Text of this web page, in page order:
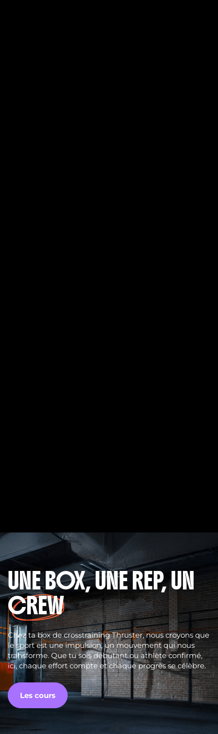
UNE BOX, UNE REP, UN
CREW
Chez ta box de crosstraining Thruster, nous croyons que
le sport est une impulsion, un mouvement qui nous
transforme. Que tu sois débutant ou athlète confirmé,
ici, chaque effort compte et chaque progrès se célèbre.
Les cours